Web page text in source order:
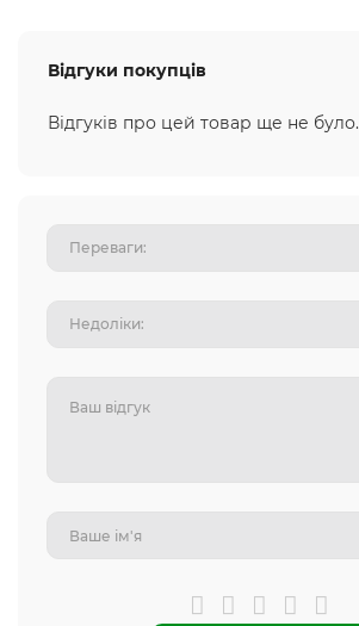
Відгуки покупців
Відгуків про цей товар ще не було.